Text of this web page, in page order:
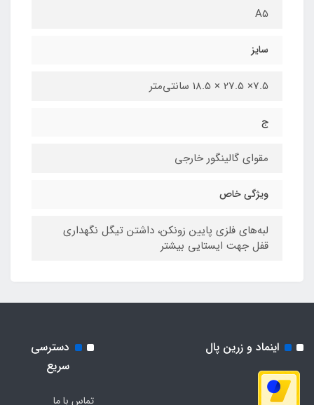
A5
سایز
7.5× 27.5 × 18.5 سانتی‌متر
ج
مقوای گالینگور خارجی
ویژگی خاص
لبه‌های فلزی پایین زونکن، داشتن تیگل نگهداری
قفل جهت ایستایی بیشتر
اینماد و زرین پال
دسترسی
سریع
تماس با ما